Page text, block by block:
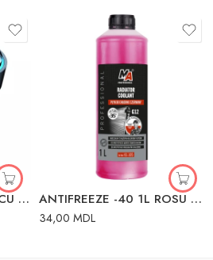
APARAT DE EMISIE FM CU USB CHARGER ISO9001 ANTIFREEZE -40 1L ROSU WINSO
34,00 MDL